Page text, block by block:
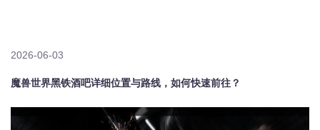
2026-06-03
魔兽世界黑铁酒吧详细位置与路线，如何快速前往？